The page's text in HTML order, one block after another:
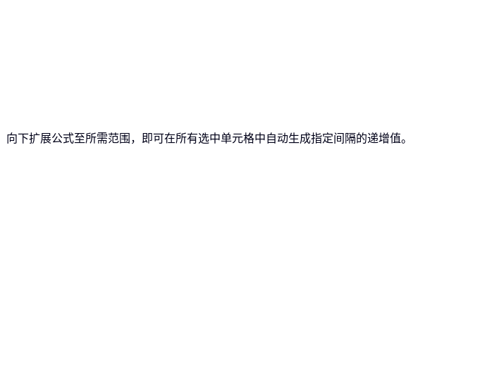
下扩展公式至所需范围，即可在所有选中单元格中自动生成指定间隔的递增值。